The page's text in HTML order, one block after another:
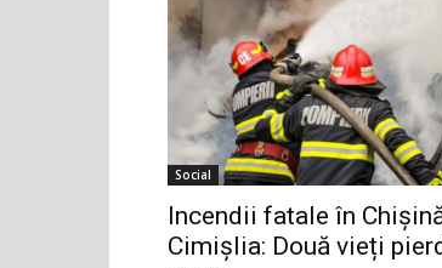
Social
Incendii fatale în
Cimișlia: Două vieți